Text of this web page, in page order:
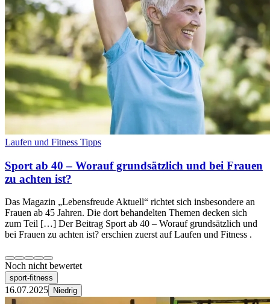
Laufen und Fitness Tipps
Sport ab 40 – Worauf grundsätzlich und bei Frauen
zu achten ist?
Das Magazin „Lebensfreude Aktuell“ richtet sich insbesondere an
Frauen ab 45 Jahren. Die dort behandelten Themen decken sich
zum Teil […] Der Beitrag Sport ab 40 – Worauf grundsätzlich und
bei Frauen zu achten ist? erschien zuerst auf Laufen und Fitness .
Noch nicht bewertet
sport-fitness
16.07.2025 Niedrig